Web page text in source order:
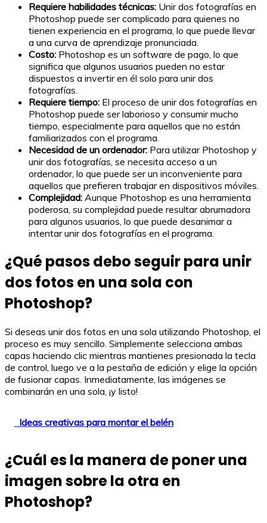
Requiere habilidades técnicas: Unir dos fotografías en
Photoshop puede ser complicado para quienes no
tienen experiencia en el programa, lo que puede llevar
a una curva de aprendizaje pronunciada.
Costo: Photoshop es un software de pago, lo que
significa que algunos usuarios pueden no estar
dispuestos a invertir en él solo para unir dos
fotografías.
Requiere tiempo: El proceso de unir dos fotografías en
Photoshop puede ser laborioso y consumir mucho
tiempo, especialmente para aquellos que no están
familiarizados con el programa.
Necesidad de un ordenador: Para utilizar Photoshop y
unir dos fotografías, se necesita acceso a un
ordenador, lo que puede ser un inconveniente para
aquellos que prefieren trabajar en dispositivos móviles.
Complejidad: Aunque Photoshop es una herramienta
poderosa, su complejidad puede resultar abrumadora
para algunos usuarios, lo que puede desanimar a
intentar unir dos fotografías en el programa.
¿Qué pasos debo seguir para unir
dos fotos en una sola con
Photoshop?
Si deseas unir dos fotos en una sola utilizando Photoshop, el
proceso es muy sencillo. Simplemente selecciona ambas
capas haciendo clic mientras mantienes presionada la tecla
de control, luego ve a la pestaña de edición y elige la opción
de fusionar capas. Inmediatamente, las imágenes se
combinarán en una sola, ¡y listo!
Ideas creativas para montar el belén
¿Cuál es la manera de poner una
imagen sobre la otra en
Photoshop?